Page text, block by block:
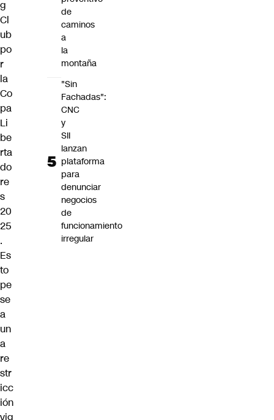
g
Cl
ub
po
r
la
Co
pa
Li
be
rta
do
re
s
20
25
.
Es
to
pe
se
a
un
a
re
str
icc
ión
de
caminos
a
la
montaña
"Sin
Fachadas":
CNC
y
SII
lanzan
plataforma
para
denunciar
negocios
de
funcionamiento
irregular